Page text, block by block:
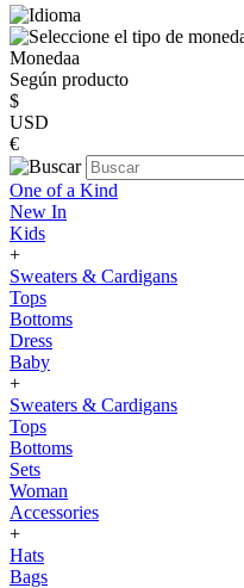
Monedaa
Según producto
$
USD
€
One of a Kind
New In
Kids
+
Sweaters & Cardigans
Tops
Bottoms
Dress
Baby
+
Sweaters & Cardigans
Tops
Bottoms
Sets
Woman
Accessories
+
Hats
Bags